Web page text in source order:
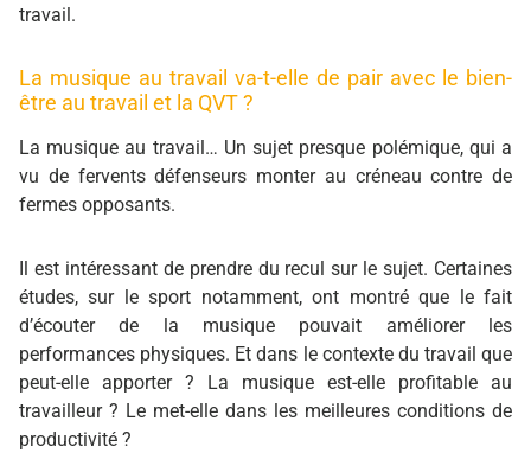
travail.
La musique au travail va-t-elle de pair avec le bien-
être au travail et la QVT ?
La musique au travail… Un sujet presque polémique, qui a
vu de fervents défenseurs monter au créneau contre de
fermes opposants.
Il est intéressant de prendre du recul sur le sujet. Certaines
études, sur le sport notamment, ont montré que le fait
d’écouter de la musique pouvait améliorer les
performances physiques. Et dans le contexte du travail que
peut-elle apporter ? La musique est-elle profitable au
travailleur ? Le met-elle dans les meilleures conditions de
productivité ?